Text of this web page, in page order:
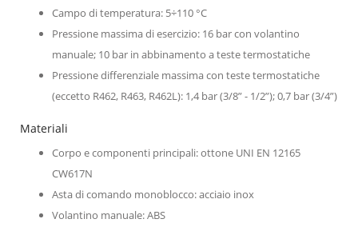
Campo di temperatura: 5÷110 °C
Pressione massima di esercizio: 16 bar con volantino
manuale; 10 bar in abbinamento a teste termostatiche
Pressione differenziale massima con teste termostatiche
(eccetto R462, R463, R462L): 1,4 bar (3/8” - 1/2”); 0,7 bar (3/4”)
Materiali
Corpo e componenti principali: ottone UNI EN 12165
CW617N
Asta di comando monoblocco: acciaio inox
Volantino manuale: ABS